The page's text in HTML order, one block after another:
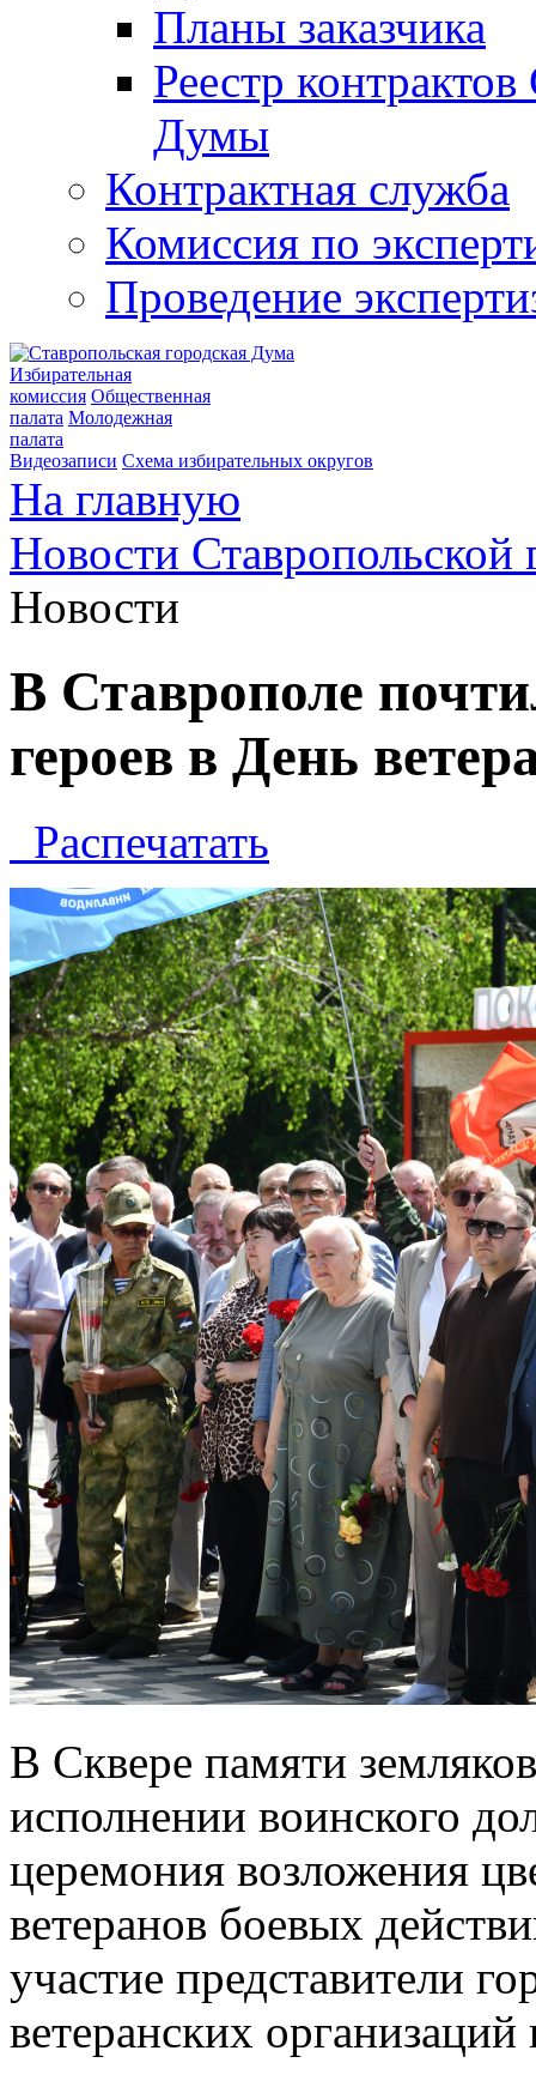
Планы заказчика
Реестр
Думы
Контрактная служба
Комиссия по
Проведение
Избирательная
комиссия Общественная
палата Молодежная
палата
Видеозаписи Схема избирательных округов
На главную
Новости
Новости
В Ставрополе
героев в День
Распечатать
В Сквере памяти
исполнении воинского
церемония возложения
ветеранов боевых
участие представители
ветеранских